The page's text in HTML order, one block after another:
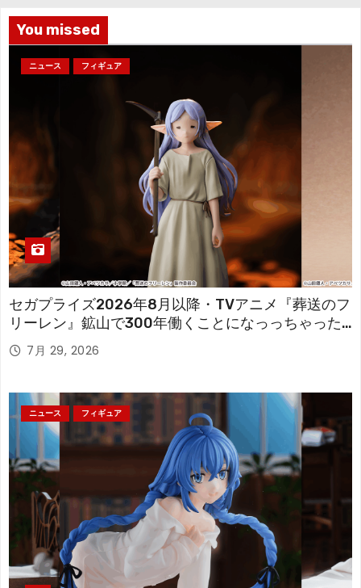
You missed
ニュース フィギュア
セガプライズ2026年8月以降・TVアニメ『葬送のフ
リーレン』鉱山で300年働くことになっっちゃった
「フリーレン」を立体化！
7月 29, 2026
ニュース フィギュア